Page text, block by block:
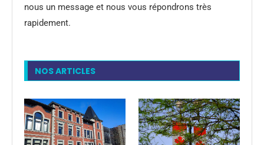
nous un message et nous vous répondrons très
rapidement.
NOS ARTICLES